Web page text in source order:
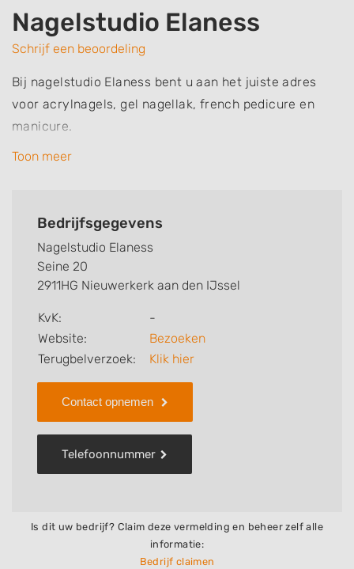
Nagelstudio Elaness
Schrijf een beoordeling
Bij nagelstudio Elaness bent u aan het juiste adres
voor acrylnagels, gel nagellak, french pedicure en
manicure.
Toon meer
Bedrijfsgegevens
Nagelstudio Elaness
Seine 20
2911HG Nieuwerkerk aan den IJssel
KvK:
-
Website:
Bezoeken
Terugbelverzoek:
Klik hier
Contact opnemen
Telefoonnummer
Is dit uw bedrijf? Claim deze vermelding en beheer zelf alle
informatie:
Bedrijf claimen